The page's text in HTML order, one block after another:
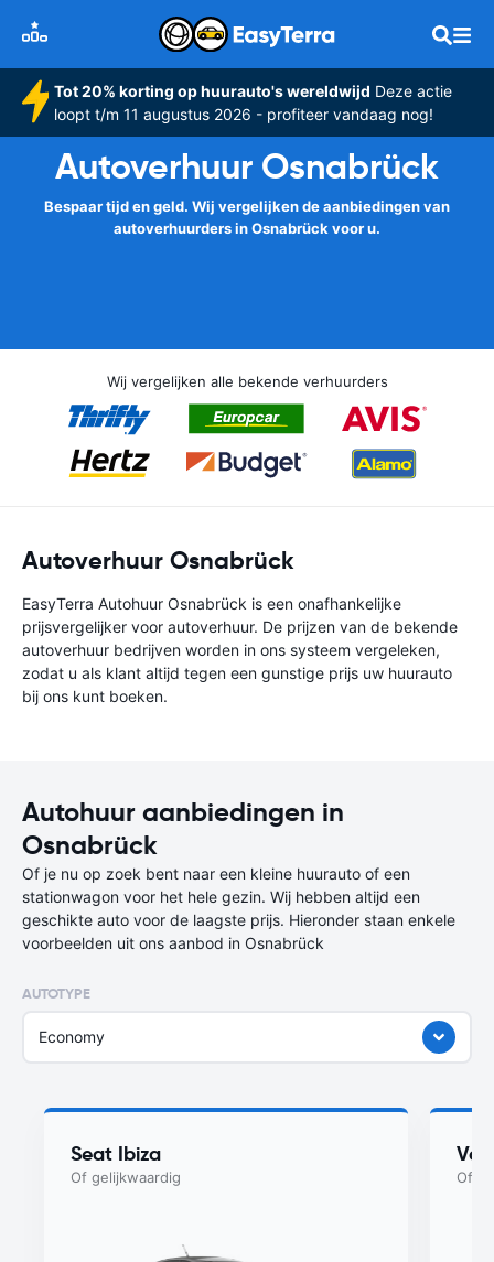
Tot 20% korting op huurauto's wereldwijd Deze actie
loopt t/m 11 augustus 2026 - profiteer vandaag nog!
Autoverhuur Osnabrück
Bespaar tijd en geld. Wij vergelijken de aanbiedingen van
autoverhuurders in Osnabrück voor u.
Wij vergelijken alle bekende verhuurders
Autoverhuur Osnabrück
EasyTerra Autohuur Osnabrück is een onafhankelijke
prijsvergelijker voor autoverhuur. De prijzen van de bekende
autoverhuur bedrijven worden in ons systeem vergeleken,
zodat u als klant altijd tegen een gunstige prijs uw huurauto
bij ons kunt boeken.
Autohuur aanbiedingen in
Osnabrück
Of je nu op zoek bent naar een kleine huurauto of een
stationwagon voor het hele gezin. Wij hebben altijd een
geschikte auto voor de laagste prijs. Hieronder staan enkele
voorbeelden uit ons aanbod in Osnabrück
AUTOTYPE
Economy
Seat Ibiza
Of gelijkwaardig Of